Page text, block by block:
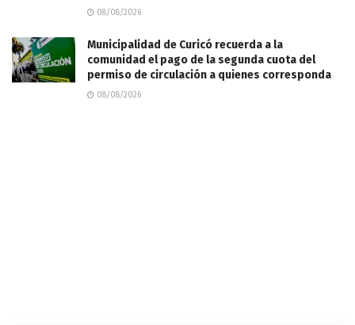
08/08/2026
Municipalidad de Curicó recuerda a la
comunidad el pago de la segunda cuota del
permiso de circulación a quienes corresponda
08/08/2026